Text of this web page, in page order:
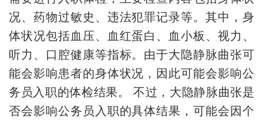
况、药物过敏史、违法犯罪记录等。其中，身
体状况包括血压、血红蛋白、血小板、视力、
听力、口腔健康等指标。由于大隐静脉曲张可
能会影响患者的身体状况，因此可能会影响公
务员入职的体检结果。 不过，大隐静脉曲张是
否会影响公务员入职的具体结果，可能会因个